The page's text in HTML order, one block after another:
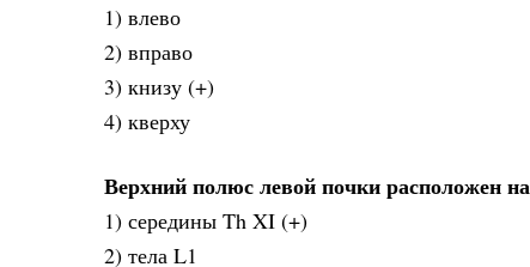
1) влево
2) вправо
3) книзу (+)
4) кверху
Верхний полюс левой почки расположен
1) середины Th XI (+)
2) тела L1